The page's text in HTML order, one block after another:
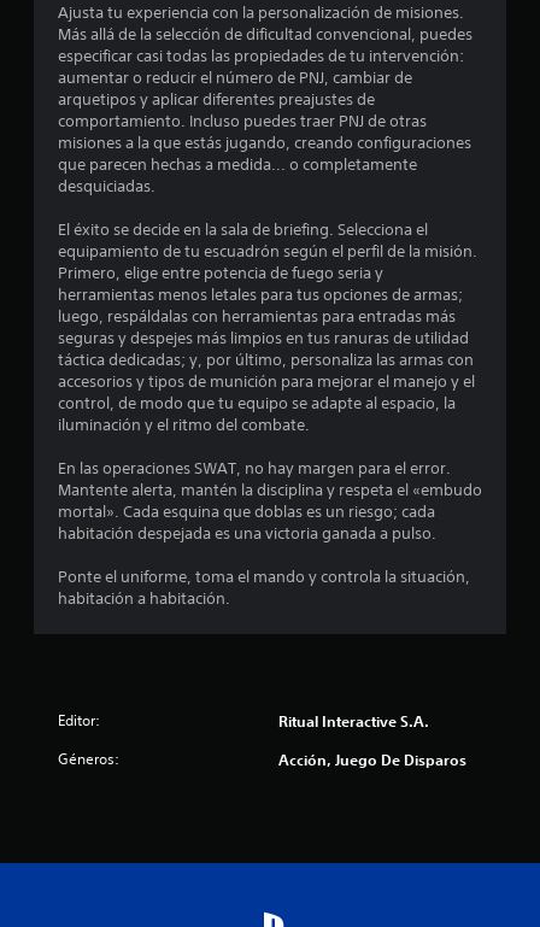
a
d
o
.
u
s
a
r
l
a
s
c
o
m
u
n
i
c
a
c
i
o
n
e
d
e
e
n
r
a
d
o
Ajusta tu experiencia con la personalización de misiones.
Más allá de la selección de dificultad convencional, puedes
especificar casi todas las propiedades de tu intervención:
aumentar o reducir el número de PNJ, cambiar de
arquetipos y aplicar diferentes preajustes de
comportamiento. Incluso puedes traer PNJ de otras
misiones a la que estás jugando, creando configuraciones
que parecen hechas a medida... o completamente
desquiciadas.
El éxito se decide en la sala de briefing. Selecciona el
equipamiento de tu escuadrón según el perfil de la misión.
Primero, elige entre potencia de fuego seria y
herramientas menos letales para tus opciones de armas;
luego, respáldalas con herramientas para entradas más
seguras y despejes más limpios en tus ranuras de utilidad
táctica dedicadas; y, por último, personaliza las armas con
accesorios y tipos de munición para mejorar el manejo y el
control, de modo que tu equipo se adapte al espacio, la
iluminación y el ritmo del combate.
En las operaciones SWAT, no hay margen para el error.
Mantente alerta, mantén la disciplina y respeta el «embudo
mortal». Cada esquina que doblas es un riesgo; cada
habitación despejada es una victoria ganada a pulso.
Ponte el uniforme, toma el mando y controla la situación,
habitación a habitación.
Editor: Ritual Interactive S.A.
Géneros: Acción, Juego De Disparos